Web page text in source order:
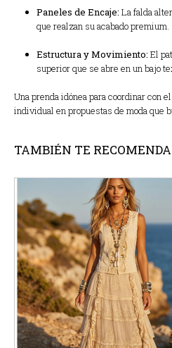
Paneles de Encaje: La falda
que realzan su acabado premium.
Estructura y Movimiento: El
superior que se abre en un bajo
Una prenda idónea para coordinar con
individual en propuestas de moda que
TAMBIÉN TE